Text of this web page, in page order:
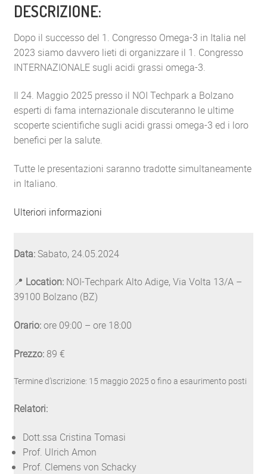
DESCRIZIONE:
Dopo il successo del 1. Congresso Omega-3 in Italia nel
2023 siamo davvero lieti di organizzare il 1. Congresso
INTERNAZIONALE sugli acidi grassi omega-3.
Il 24. Maggio 2025 presso il NOI Techpark a Bolzano
esperti di fama internazionale discuteranno le ultime
scoperte scientifiche sugli acidi grassi omega-3 ed i loro
benefici per la salute.
Tutte le presentazioni saranno tradotte simultaneamente
in Italiano.
Ulteriori informazioni
Data:Sabato, 24.05.2024
📍 Location:NOI-Techpark Alto Adige, Via Volta 13/A –
39100 Bolzano (BZ)
Orario:ore 09:00 – ore 18:00
Prezzo:89 €
Termine d’iscrizione: 15 maggio 2025 o fino a esaurimento posti
Relatori:
Dott.ssa Cristina Tomasi
Prof. Ulrich Amon
Prof. Clemens von Schacky